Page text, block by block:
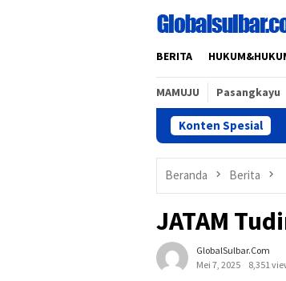
BERITA
MAMUJU Pasangkayu
Konten Spesial
Beranda Berita
JATAM
GlobalSulbar.com
Mei 7, 2025
8,351